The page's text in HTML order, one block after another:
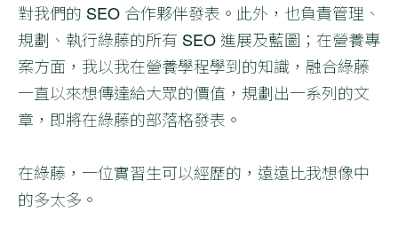
對我們的 SEO 合作夥伴發表。此外，也負責管理、
規劃、執行綠藤的所有 SEO 進展及藍圖；在營養專
案方面，我以我在營養學程學到的知識，融合綠藤
一直以來想傳達給大眾的價值，規劃出一系列的文
章，即將在綠藤的部落格發表。
在綠藤，一位實習生可以經歷的，遠遠比我想像中
的多太多。